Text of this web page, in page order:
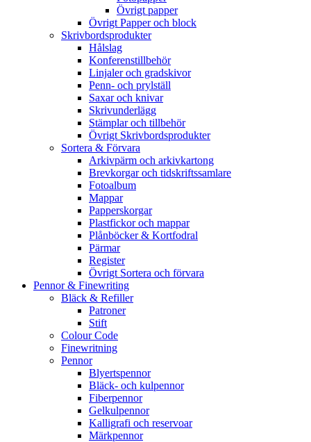
Övrigt papper
Övrigt Papper och block
Skrivbordsprodukter
Hålslag
Konferenstillbehör
Linjaler och gradskivor
Penn- och prylställ
Saxar och knivar
Skrivunderlägg
Stämplar och tillbehör
Övrigt Skrivbordsprodukter
Sortera & Förvara
Arkivpärm och arkivkartong
Brevkorgar och tidskriftssamlare
Fotoalbum
Mappar
Papperskorgar
Plastfickor och mappar
Plånböcker & Kortfodral
Pärmar
Register
Övrigt Sortera och förvara
Pennor & Finewriting
Bläck & Refiller
Patroner
Stift
Colour Code
Finewritning
Pennor
Blyertspennor
Bläck- och kulpennor
Fiberpennor
Gelkulpennor
Kalligrafi och reservoar
Märkpennor